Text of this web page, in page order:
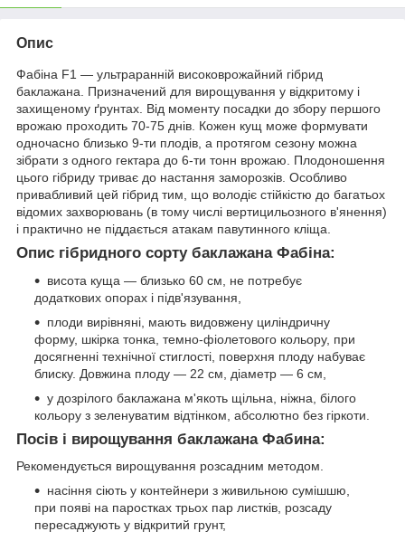
Опис
Фабіна F1 — ультраранній високоврожайний гібрид
баклажана. Призначений для вирощування у відкритому і
захищеному ґрунтах. Від моменту посадки до збору першого
врожаю проходить 70-75 днів. Кожен кущ може формувати
одночасно близько 9-ти плодів, а протягом сезону можна
зібрати з одного гектара до 6-ти тонн врожаю. Плодоношення
цього гібриду триває до настання заморозків. Особливо
привабливий цей гібрид тим, що володіє стійкістю до багатьох
відомих захворювань (в тому числі вертицильозного в'янення)
і практично не піддається атакам павутинного кліща.
Опис гібридного сорту баклажана Фабіна:
висота куща — близько 60 см, не потребує
додаткових опорах і підв'язування,
плоди вирівняні, мають видовжену циліндричну
форму, шкірка тонка, темно-фіолетового кольору, при
досягненні технічної стиглості, поверхня плоду набуває
блиску. Довжина плоду — 22 см, діаметр — 6 см,
у дозрілого баклажана м'якоть щільна, ніжна, білого
кольору з зеленуватим відтінком, абсолютно без гіркоти.
Посів і вирощування баклажана Фабина:
Рекомендується вирощування розсадним методом.
насіння сіють у контейнери з живильною сумішшю,
при появі на паростках трьох пар листків, розсаду
пересаджують у відкритий грунт,